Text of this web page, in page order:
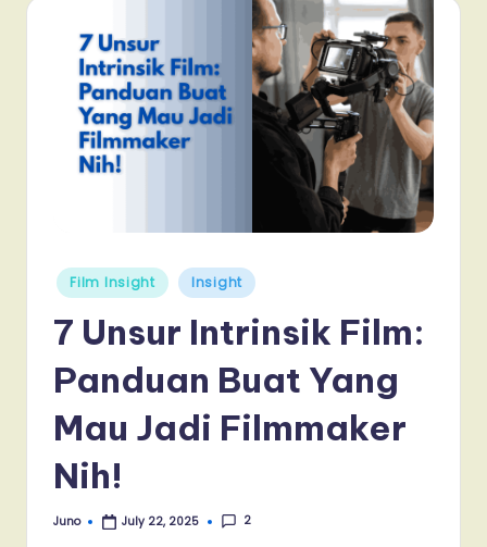
Posted
in
Film Insight Insight
7 Unsur Intrinsik Film:
Panduan Buat Yang
Mau Jadi Filmmaker
Nih!
Posted
Juno July 22, 2025 2